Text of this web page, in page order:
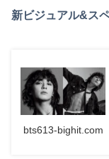
新ビジュアル&ス
bts613-bighit.com